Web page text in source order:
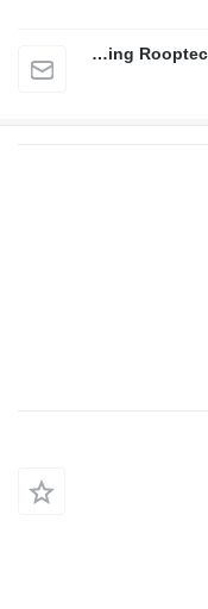
Nanjing Roopteck Electro Mechanical Trading CO.,LTD